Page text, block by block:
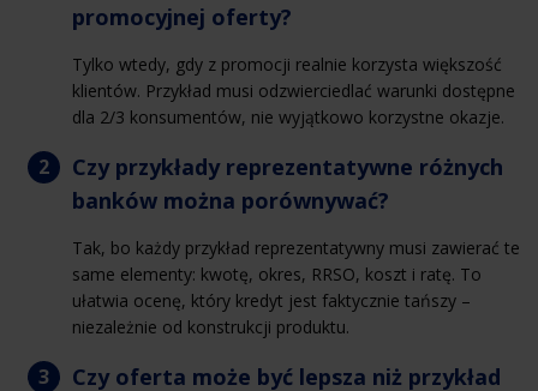
promocyjnej oferty?
Tylko wtedy, gdy z promocji realnie korzysta większość
klientów. Przykład musi odzwierciedlać warunki dostępne
dla 2/3 konsumentów, nie wyjątkowo korzystne okazje.
Czy przykłady reprezentatywne różnych
banków można porównywać?
Tak, bo każdy przykład reprezentatywny musi zawierać te
same elementy: kwotę, okres, RRSO, koszt i ratę. To
ułatwia ocenę, który kredyt jest faktycznie tańszy –
niezależnie od konstrukcji produktu.
Czy oferta może być lepsza niż przykład